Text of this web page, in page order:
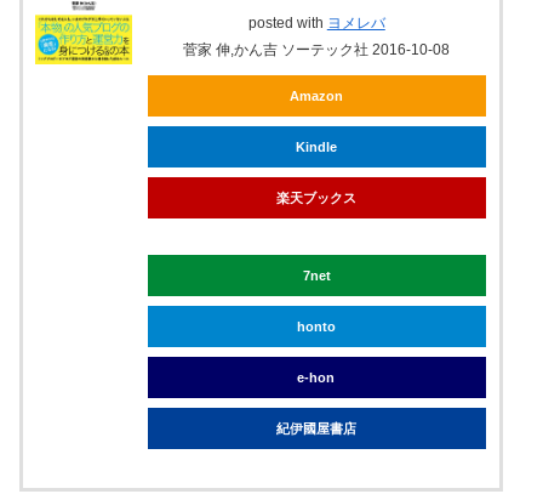
posted with ヨメレバ
菅家 伸,かん吉 ソーテック社 2016-10-08
Amazon
Kindle
楽天ブックス
7net
honto
e-hon
紀伊國屋書店